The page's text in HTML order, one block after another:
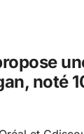
noté